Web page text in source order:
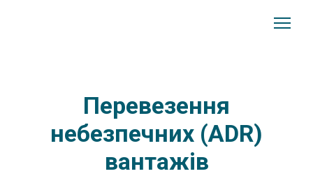
Перевезення
небезпечних (ADR)
вантажів